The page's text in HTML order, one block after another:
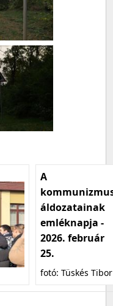
A
áldozatainak
emléknapja -
2026. február
25.
fotó: Tüskés Tibor